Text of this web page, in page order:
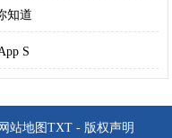
知道
S
站地图TXT- 版权声明